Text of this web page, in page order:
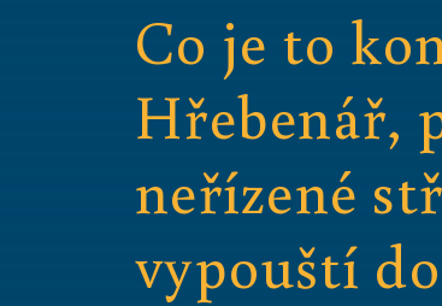
Co je to
Hřebenář,
neřízené
vypouští